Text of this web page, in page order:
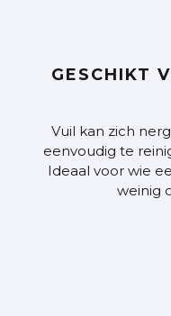
GESCHIKT
Vuil kan zich
eenvoudig te
Ideaal voor wie
weinig